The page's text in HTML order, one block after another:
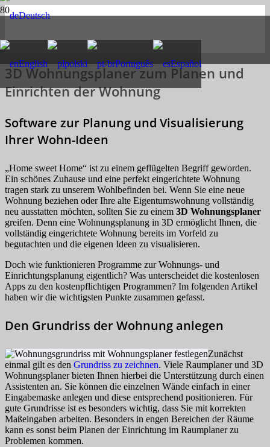
Deutsch
English polski Português Español
3D Wohnungsplaner zum Planen und
Einrichten der Wohnung
Software zur Planung und Visualisierung
Ihrer Wohn-Ideen
„Home sweet Home“ ist zu einem geflügelten Begriff geworden.
Ein schönes Zuhause und eine perfekt eingerichtete Wohnung
tragen stark zu unserem Wohlbefinden bei. Wenn Sie eine neue
Wohnung beziehen oder Ihre alte Eigentumswohnung vollständig
neu ausstatten möchten, sollten Sie zu einem 3D Wohnungsplaner
greifen. Denn eine Wohnungsplanung in 3D ermöglicht Ihnen, die
vollständig eingerichtete Wohnung bereits im Vorfeld zu
begutachten und die eigenen Ideen zu visualisieren.
Doch wie funktionieren Programme zur Wohnungs- und
Einrichtungsplanung eigentlich? Was unterscheidet die kostenlosen
Apps zu den kostenpflichtigen Programmen? Im folgenden Artikel
haben wir die wichtigsten Punkte zusammen gefasst.
Den Grundriss der Wohnung anlegen
Zunächst
einmal gilt es den Grundriss zu zeichnen. Viele Raumplaner und 3D
Wohnungsplaner bieten Ihnen hierbei die Unterstützung durch einen
Assistenten an. Sie können die einzelnen Wände einfach in einer
Eingabemaske anlegen und diese entsprechend positionieren. Für
gute Grundrisse ist es besonders wichtig, dass Sie mit korrekten
Maßeingaben arbeiten. Besonders in engen Bereichen der Räume
kann es sonst beim Planen der Einrichtung im Raumplaner zu
Problemen kommen.